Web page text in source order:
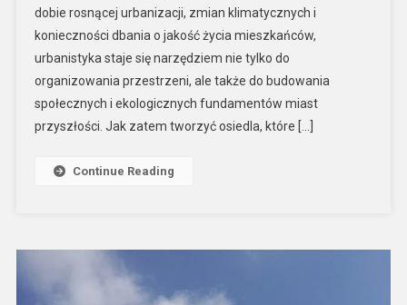
dobie rosnącej urbanizacji, zmian klimatycznych i
konieczności dbania o jakość życia mieszkańców,
urbanistyka staje się narzędziem nie tylko do
organizowania przestrzeni, ale także do budowania
społecznych i ekologicznych fundamentów miast
przyszłości. Jak zatem tworzyć osiedla, które […]
Continue Reading